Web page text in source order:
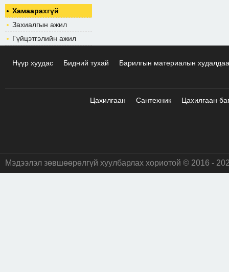
Хамаарахгүй
Захиалгын ажил
Гүйцэтгэлийн ажил
Нүүр хуудас Бидний тухай Барилгын материалын
Цахилгаан Сантехник Цахилгаан
Мэдээлэл зөвшөөрөлгүй хуулбарлах хориотой © 2016 -